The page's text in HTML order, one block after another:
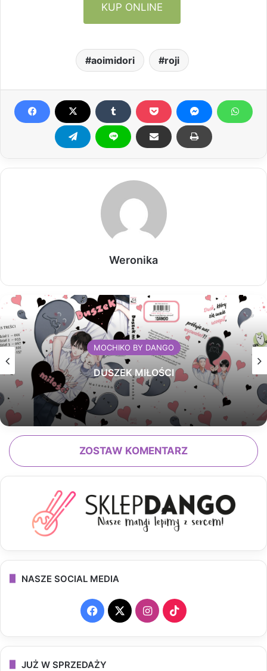
KUP ONLINE
aoimidori roji
Weronika
MOCHIKO BY DANGO
DUSZEK MIŁOŚCI
ZOSTAW KOMENTARZ
NASZE SOCIAL MEDIA
F
a
X
I
n
T
i
JUŻ W SPRZEDAŻY